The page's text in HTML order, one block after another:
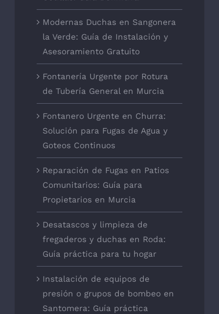
Modernas Duchas en Sangonera
la Verde: Guía de Instalación y
Asesoramiento Gratuito
Fontanería Urgente por Rotura
de Tubería General en Murcia
Fontanero Urgente en Churra:
Solución para Fugas de Agua y
Goteos Continuos
Reparación de Fugas en Patios
Comunitarios: Guía para
Propietarios en Murcia
Desatascos y limpieza de
fregaderos y duchas en Roda:
Guía práctica para tu hogar
Instalación de equipos de
presión o grupos de bombeo en
Santomera: Guía práctica